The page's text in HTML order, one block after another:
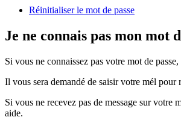
Réinitialiser le mot de passe
Je ne connais pas mon mot
Si vous ne connaissez pas votre mot de
Il vous sera demandé de saisir votre mél
Si vous ne recevez pas de message sur
aide.